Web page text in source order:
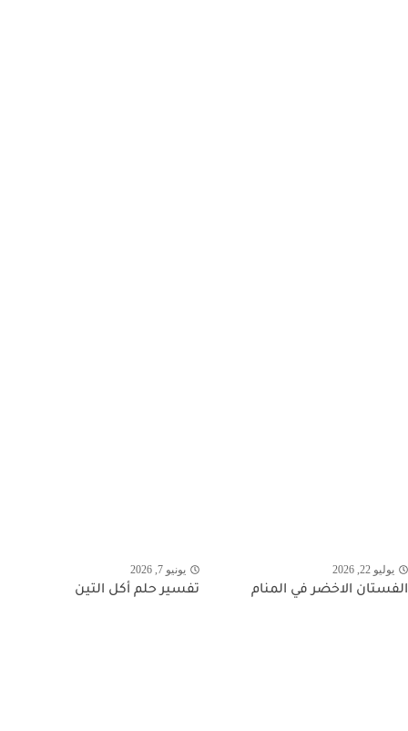
يوليو 22, 2026
الفستان الاخضر في المنام
يونيو 7, 2026
تفسير حلم أكل التين